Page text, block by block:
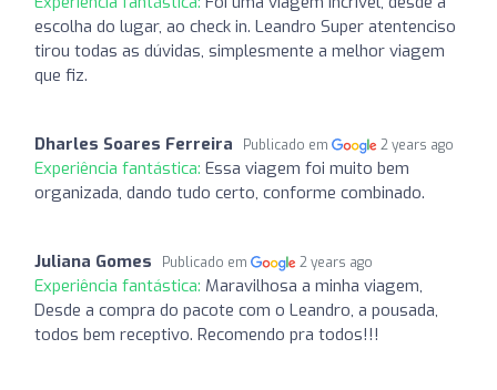
escolha do lugar, ao check in. Leandro Super atentenciso
tirou todas as dúvidas, simplesmente a melhor viagem
que fiz.
Dharles Soares Ferreira Publicado em 2 years ago
Experiência fantástica: Essa viagem foi muito bem
organizada, dando tudo certo, conforme combinado.
Juliana Gomes Publicado em 2 years ago
Experiência fantástica: Maravilhosa a minha viagem,
Desde a compra do pacote com o Leandro, a pousada,
todos bem receptivo. Recomendo pra todos!!!